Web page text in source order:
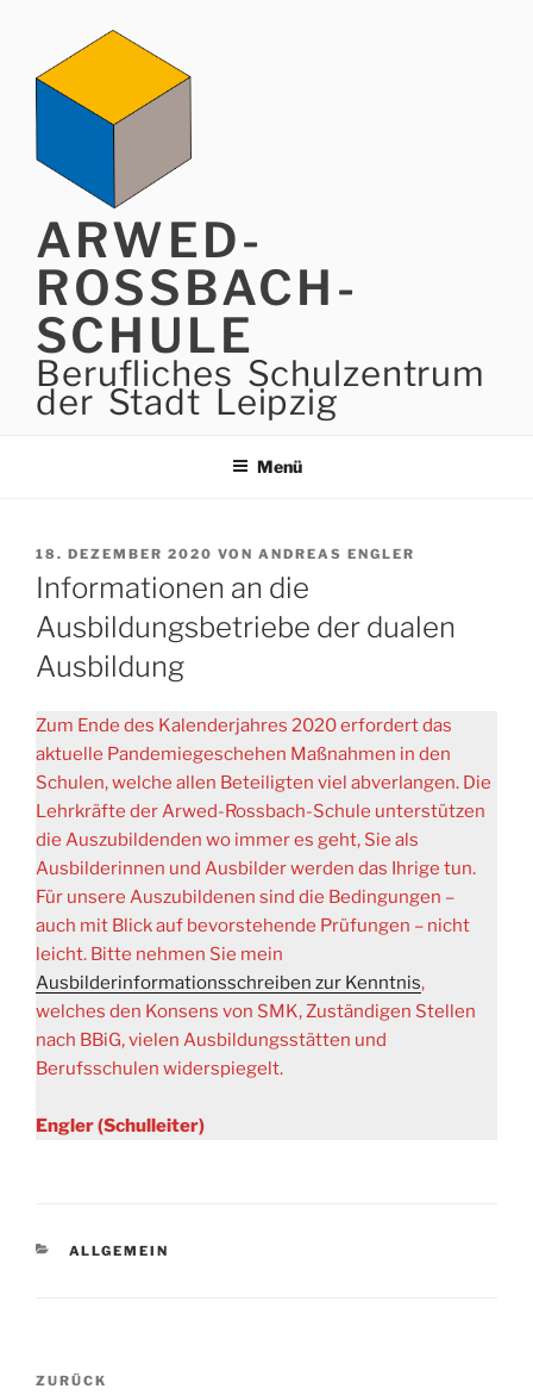
springen
ARWED-
ROSSBACH-
SCHULE
Berufliches Schulzentrum
der Stadt Leipzig
Menü
VERÖFFENTLICHT
AM
18. DEZEMBER 2020 VON ANDREAS ENGLER
Informationen an die
Ausbildungsbetriebe der dualen
Ausbildung
Zum Ende des Kalenderjahres 2020 erfordert das
aktuelle Pandemiegeschehen Maßnahmen in den
Schulen, welche allen Beteiligten viel abverlangen. Die
Lehrkräfte der Arwed-Rossbach-Schule unterstützen
die Auszubildenden wo immer es geht, Sie als
Ausbilderinnen und Ausbilder werden das Ihrige tun.
Für unsere Auszubildenen sind die Bedingungen –
auch mit Blick auf bevorstehende Prüfungen – nicht
leicht. Bitte nehmen Sie mein
Ausbilderinformationsschreiben zur Kenntnis,
welches den Konsens von SMK, Zuständigen Stellen
nach BBiG, vielen Ausbildungsstätten und
Berufsschulen widerspiegelt.
Engler (Schulleiter)
KATEGORIEN
ALLGEMEIN
Beitragsnavigation
Vorheriger
ZURÜCK